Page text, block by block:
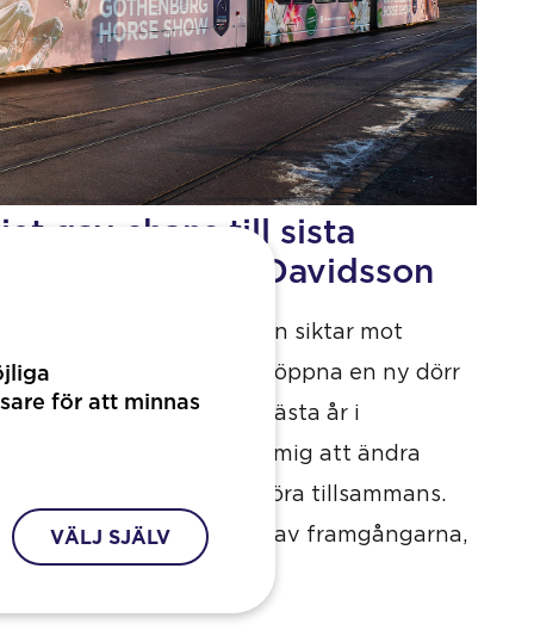
gav chans till sista
för Matilda Davidsson
Matilda Davidsson siktar mot
gav möjlighet att öppna en ny dörr
2026 är hennes hittills bästa år i
träning har hjälpt mig att ändra
jag och hästarna kan göra tillsammans.
ligger bakom mycket av framgångarna,
för att minnas
VÄLJ SJÄLV